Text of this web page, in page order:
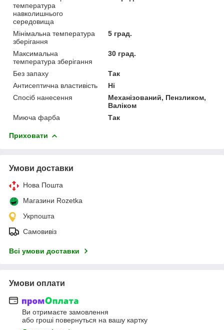
температура
навколишнього
середовища
Мінімальна температура
зберігання
5 град.
Максимальна
температура зберігання
30 град.
Без запаху
Так
Антисептична властивість
Ні
Спосіб нанесення
Механізований, Пензликом,
Валіком
Миюча фарба
Так
Приховати
Умови доставки
Нова Пошта
Магазини Rozetka
Укрпошта
Самовивіз
Всі умови доставки
Умови оплати
Ви отримаєте замовлення
або гроші повернуться на вашу картку